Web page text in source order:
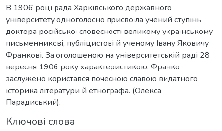
В 1906 році рада Харківського державного
університету одноголосно присвоїла учений ступінь
доктора російської словесності великому українському
письменникові, публіцистові й ученому Івану Яковичу
Франкові. За оголошеною на університетській раді 28
вересня 1906 року характеристикою, Франко
заслужено користався почесною славою видатного
історика літератури й етнографа. (Олекса
Парадиський).
Ключові слова